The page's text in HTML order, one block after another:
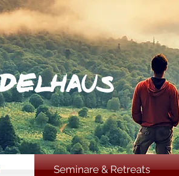
Seminare & Retreats